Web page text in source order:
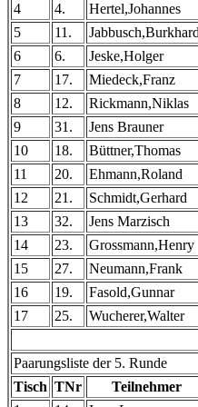
4 4. Hertel,Johannes
5
11. Jabbusch,Burkhard
6
6. Jeske,Holger
7
17. Miedeck,Franz
8
12. Rickmann,Niklas
9
31. Jens Brauner
10
18. Büttner,Thomas
11
20. Ehmann,Roland
12
21. Schmidt,Gerhard
13
32. Jens Marzisch
14
23. Grossmann,Henry
15
27. Neumann,Frank
16
19. Fasold,Gunnar
17
25. Wucherer,Walter
Paarungsliste der 5. Runde
Tisch TNr Teilnehmer